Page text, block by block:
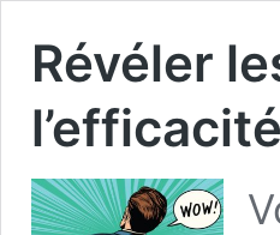
Révéler